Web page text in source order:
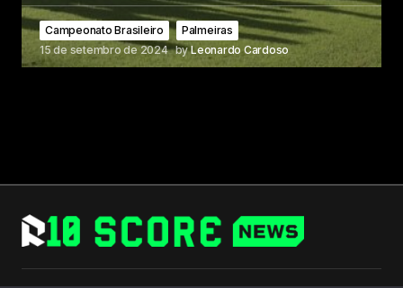
Campeonato Brasileiro
Palmeiras
15 de setembro de 2024 byLeonardo Cardoso